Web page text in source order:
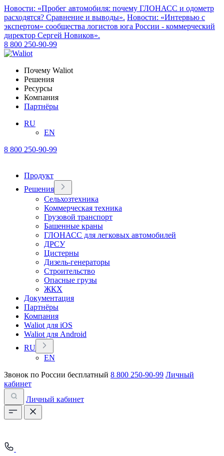
Новости: «Пробег автомобиля: почему ГЛОНАСС и одометр
расходятся? Сравнение и выводы». Новости: «Интервью с
экспертом» сообщества логистов юга России - коммерческий
директор Сергей Новиков».
8 800 250-90-99
Почему Waliot
Решения
Ресурсы
Компания
Партнёры
RU
EN
8 800 250-90-99
Продукт
Решения
Сельхозтехника
Коммерческая техника
Грузовой транспорт
Башенные краны
ГЛОНАСС для легковых автомобилей
ДРСУ
Цистерны
Дизель-генераторы
Строительство
Опасные грузы
ЖКХ
Документация
Партнёры
Компания
Waliot для iOS
Waliot для Android
RU
EN
Звонок по России бесплатный 8 800 250-90-99 Личный
кабинет
Личный кабинет